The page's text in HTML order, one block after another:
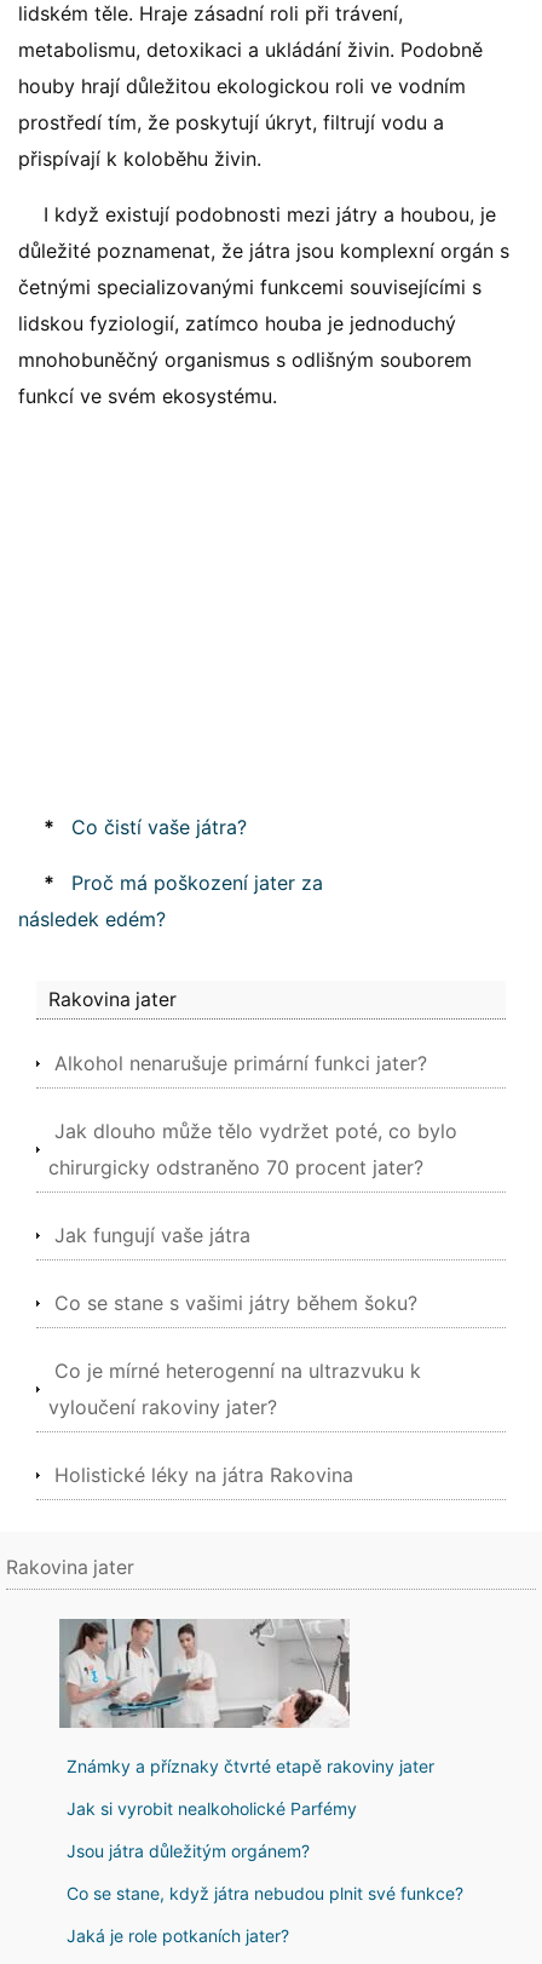
lidském těle. Hraje zásadní roli při trávení,
metabolismu, detoxikaci a ukládání živin. Podobně
houby hrají důležitou ekologickou roli ve vodním
prostředí tím, že poskytují úkryt, filtrují vodu a
přispívají k koloběhu živin.
I když existují podobnosti mezi játry a houbou, je
důležité poznamenat, že játra jsou komplexní orgán s
četnými specializovanými funkcemi souvisejícími s
lidskou fyziologií, zatímco houba je jednoduchý
mnohobuněčný organismus s odlišným souborem
funkcí ve svém ekosystému.
* Co čistí vaše játra?
*
Proč má poškození jater za
následek edém?
Rakovina jater
Alkohol nenarušuje primární funkci jater?
Jak dlouho může tělo vydržet poté, co bylo
chirurgicky odstraněno 70 procent jater?
Jak fungují vaše játra
Co se stane s vašimi játry během šoku?
Co je mírné heterogenní na ultrazvuku k
vyloučení rakoviny jater?
Holistické léky na játra Rakovina
Rakovina jater
Známky a příznaky čtvrté etapě rakoviny jater
Jak si vyrobit nealkoholické Parfémy
Jsou játra důležitým orgánem?
Co se stane, když játra nebudou plnit své funkce?
Jaká je role potkaních jater?